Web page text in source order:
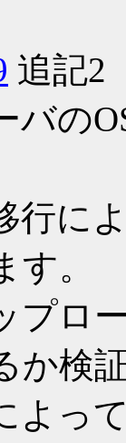
追記2
バの
行に
す。
プロ
か検証
よっ